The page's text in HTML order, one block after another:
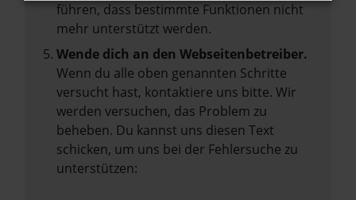
führen, dass bestimmte Funktionen nicht
mehr unterstützt werden.
Wende dich an den Webseitenbetreiber.
Wenn du alle oben genannten Schritte
versucht hast, kontaktiere uns bitte. Wir
werden versuchen, das Problem zu
beheben. Du kannst uns diesen Text
schicken, um uns bei der Fehlersuche zu
unterstützen: